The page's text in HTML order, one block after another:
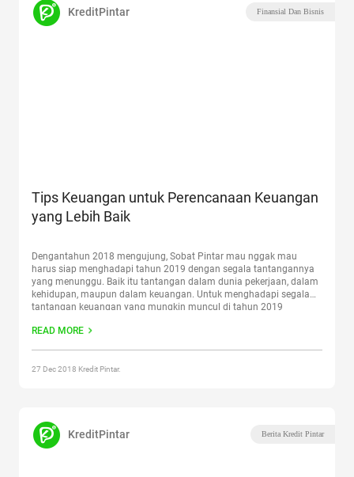
KreditPintar Finansial Dan Bisnis
Tips Keuangan untuk Perencanaan Keuangan
yang Lebih Baik
Dengantahun 2018 mengujung, Sobat Pintar mau nggak mau
harus siap menghadapi tahun 2019 dengan segala tantangannya
yang menunggu. Baik itu tantangan dalam dunia pekerjaan, dalam
kehidupan, maupun dalam keuangan. Untuk menghadapi segala
tantangan keuangan yang mungkin muncul di tahun 2019
pribadi, simak tips keuangan ampuh untuk diaplikasikan di
READ MORE
27 Dec 2018 Kredit Pintar.
KreditPintar Berita Kredit Pintar